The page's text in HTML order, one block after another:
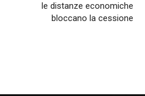
le distanze economiche
bloccano la cessione